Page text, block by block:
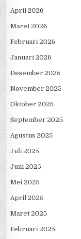
April 2026
Maret 2026
Februari 2026
Januari 2026
Desember 2025
November 2025
Oktober 2025
September 2025
Agustus 2025
Juli 2025
Juni 2025
Mei 2025
April 2025
Maret 2025
Februari 2025